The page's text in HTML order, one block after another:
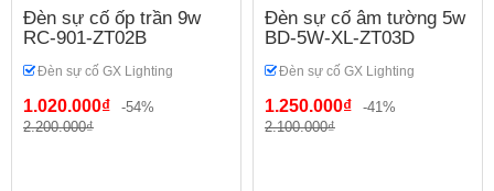
Đèn sự cố ốp trần 9w
RC-901-ZT02B
Đèn sự cố GX Lighting
1.020.000₫
-54%
2.200.000₫
Đèn sự cố âm tường 5w
BD-5W-XL-ZT03D
Đèn sự cố GX Lighting
1.250.000₫
-41%
2.100.000₫